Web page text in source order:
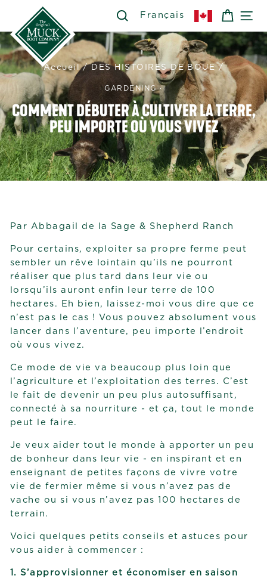
contenu
SEARCH
RECHERCHER
Français
Accueil / DES HISTOIRES DE BOUE /
GARDENING·
COMMENT DÉBUTER À CULTIVER LA TERRE,
PEU IMPORTE OÙ VOUS VIVEZ
Par Abbagail de la Sage & Shepherd Ranch
Pour certains, exploiter sa propre ferme peut
sembler un rêve lointain qu’ils ne pourront
réaliser que plus tard dans leur vie ou
lorsqu’ils auront enfin leur terre de 100
hectares. Eh bien, laissez-moi vous dire que ce
n’est pas le cas ! Vous pouvez absolument vous
lancer dans l’aventure, peu importe l’endroit
où vous vivez.
Ce mode de vie va beaucoup plus loin que
l’agriculture et l’exploitation des terres. C’est
le fait de devenir un peu plus autosuffisant,
connecté à sa nourriture - et ça, tout le monde
peut le faire.
Je veux aider tout le monde à apporter un peu
de bonheur dans leur vie - en inspirant et en
enseignant de petites façons de vivre votre
vie de fermier même si vous n’avez pas de
vache ou si vous n’avez pas 100 hectares de
terrain.
Voici quelques petits conseils et astuces pour
vous aider à commencer :
1. S’approvisionner et économiser en saison